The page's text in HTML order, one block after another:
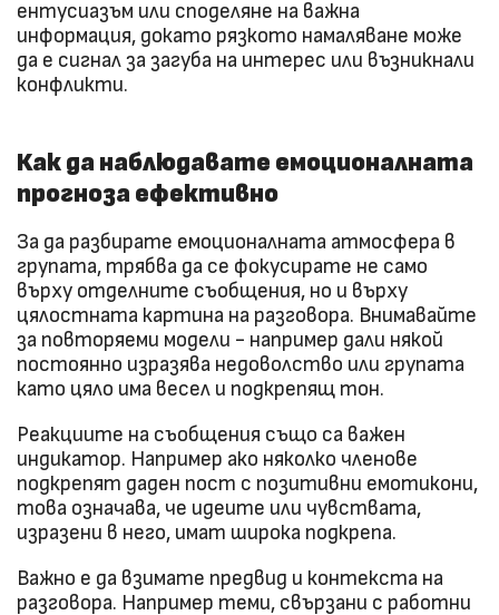
ентусиазъм или споделяне на важна
информация, докато рязкото намаляване може
да е сигнал за загуба на интерес или възникнали
конфликти.
Как да наблюдавате емоционалната
прогноза ефективно
За да разбирате емоционалната атмосфера в
групата, трябва да се фокусирате не само
върху отделните съобщения, но и върху
цялостната картина на разговора. Внимавайте
за повторяеми модели - например дали някой
постоянно изразява недоволство или групата
като цяло има весел и подкрепящ тон.
Реакциите на съобщения също са важен
индикатор. Например ако няколко членове
подкрепят даден пост с позитивни емотикони,
това означава, че идеите или чувствата,
изразени в него, имат широка подкрепа.
Важно е да взимате предвид и контекста на
разговора. Например теми, свързани с работни